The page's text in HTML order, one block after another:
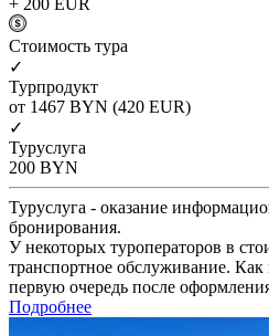
Cтоимость тура
✓
Турпродукт
от 1467 BYN (420 EUR)
✓
Туруслуга
200 BYN
Туруслуга - оказание
бронирования.
У некоторых туроператоров в
транспортное обслуживание. Как
первую очередь после
Подробнее